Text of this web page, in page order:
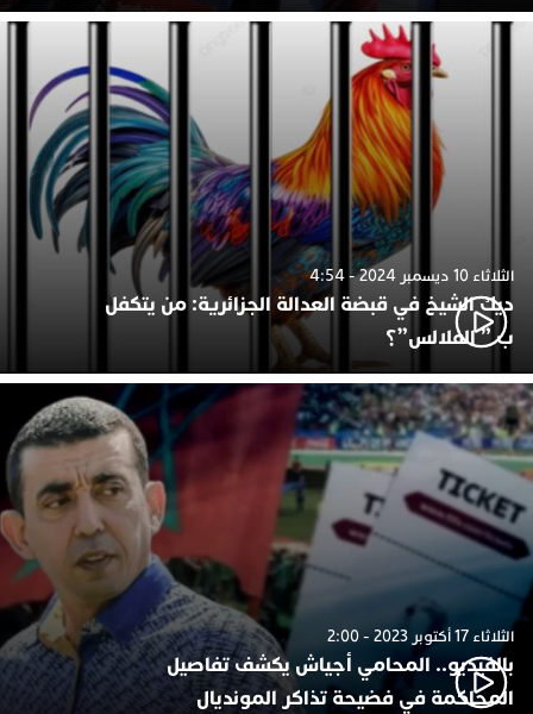
الثلاثاء 10 ديسمبر 2024 - 4:54
ديك الشيخ في قبضة العدالة الجزائرية: من يتكفل
ب ” الفلالس”؟
الثلاثاء 17 أكتوبر 2023 - 2:00
بالفيديو.. المحامي أجياش يكشف تفاصيل
المحاكمة في فضيحة تذاكر المونديال